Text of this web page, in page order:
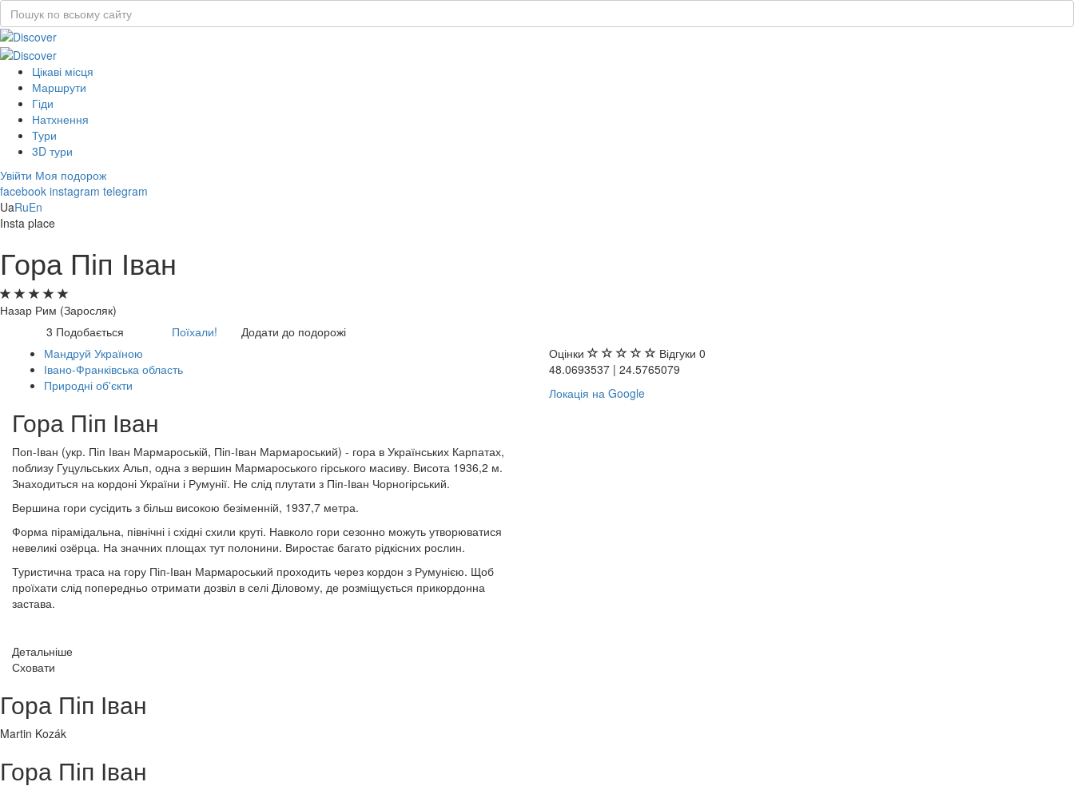
Цікаві місця
Маршрути
Гіди
Натхнення
Тури
3D тури
Увійти Моя подорож
facebook instagram telegram
UaRuEn
Insta place
Гора Піп Іван
Назар Рим (Заросляк)
3 Подобається Поїхали!
Додати до подорожі
Мандруй Україною
Івано-Франківська область
Природні об'єкти
Гора Піп Іван
Поп-Іван (укр. Піп Іван Мармароській, Піп-Іван Мармароський) - гора в Українських Карпатах,
поблизу Гуцульських Альп, одна з вершин Мармароського гірського масиву. Висота 1936,2 м.
Знаходиться на кордоні України і Румунії. Не слід плутати з Піп-Іван Чорногірський.
Вершина гори сусідить з більш високою безіменній, 1937,7 метра.
Форма пірамідальна, північні і східні схили круті. Навколо гори сезонно можуть утворюватися
невеликі озёрца. На значних площах тут полонини. Виростає багато рідкісних рослин.
Туристична траса на гору Піп-Іван Мармароський проходить через кордон з Румунією. Щоб
проїхати слід попередньо отримати дозвіл в селі Діловому, де розміщується прикордонна
застава.
Детальніше
Сховати
Оцінки Відгуки 0
48.0693537 | 24.5765079
Локація на Google
Гора Піп Іван
Martin Kozák
Гора Піп Іван